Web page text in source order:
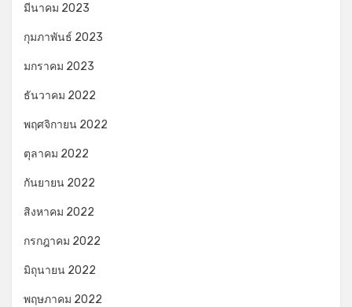
มีนาคม 2023
กุมภาพันธ์ 2023
มกราคม 2023
ธันวาคม 2022
พฤศจิกายน 2022
ตุลาคม 2022
กันยายน 2022
สิงหาคม 2022
กรกฎาคม 2022
มิถุนายน 2022
พฤษภาคม 2022